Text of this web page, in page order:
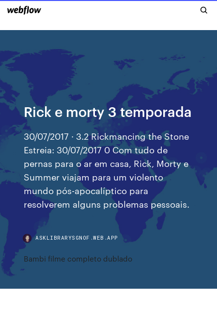
Rick e morty 3 temporada
30/07/2017 · 3.2 Rickmancing the Stone
Estreia: 30/07/2017 0 Com tudo de
pernas para o ar em casa, Rick, Morty e
Summer viajam para um violento
mundo pós-apocalíptico para
resolverem alguns problemas pessoais.
ASKLIBRARYSGNOF.WEB.APP
Bambi filme completo dublado